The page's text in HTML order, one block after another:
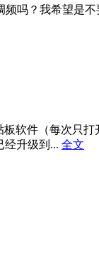
吗？我希望是
软件（每次只
经升级到... 全文